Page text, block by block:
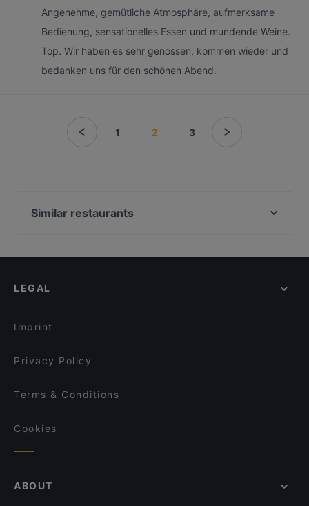
Angenehme, gemütliche Atmosphäre, aufmerksame
Bedienung, sensationelles Essen und mundende Weine.
Top. Wir haben es sehr genossen, kommen wieder und
bedanken uns für den schönen Abend.
1 2 3
Similar restaurants
Hotel Attersee - La Cucina
Strandcafe Restaurant Altaussee
SPES Hotel Dunkelgenussraum
LEGAL
Imprint
Privacy Policy
Terms & Conditions
Cookies
ABOUT